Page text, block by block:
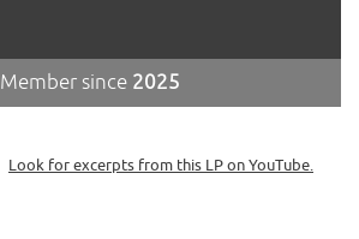
Member since 2025
Look for excerpts from this LP on YouTube.